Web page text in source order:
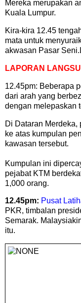
Mereka merupakan
Kuala Lumpur.
Kira-kira 12.45
mata untuk
akwasan Pasar
LAPORAN
12.45pm: Beberapa
dari arah yang
dengan melepaskan
Di Dataran
ke atas kumpulan
kawasan tersebut.
Kumpulan ini
pejabat KTM
1,000 orang.
12.45pm: Pusat
PKR, timbalan
Semarak.
itu.